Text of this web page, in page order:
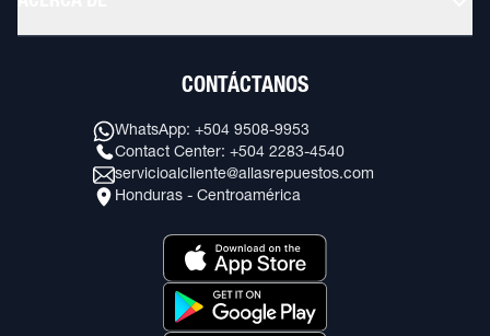
CONTÁCTANOS
WhatsApp: +504 9508-9953
Contact Center: +504 2283-4540
servicioalcliente@allasrepuestos.com
Honduras - Centroamérica